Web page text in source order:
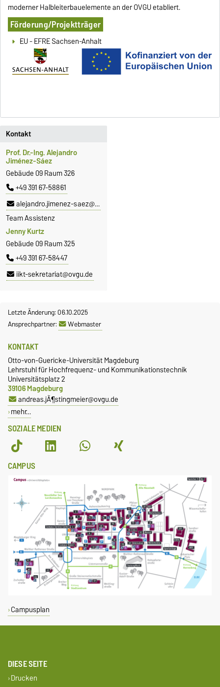
moderner Halbleiterbauelemente an der OVGU etabliert.
Förderung/Projektträger
EU - EFRE Sachsen-Anhalt
Kontakt
Prof. Dr.-Ing. Alejandro
Jiménez-Sáez
Gebäude 09 Raum 326
+49 391 67-58861
alejandro.jimenez-saez@ovgu.de
Team Assistenz
Jenny Kurtz
Gebäude 09 Raum 325
+49 391 67-58447
iikt-sekretariat@ovgu.de
Letzte Änderung: 06.10.2025
Ansprechpartner:
Webmaster
SOZIALE MEDIEN
KONTAKT
Otto-von-Guericke-Universität Magdeburg
Lehrstuhl für Hochfrequenz- und Kommunikationstechnik
Universitätsplatz 2
39106 Magdeburg
andreas.jÃ¶stingmeier@ovgu.de
mehr…
CAMPUS
Campusplan
DIESE SEITE
Drucken